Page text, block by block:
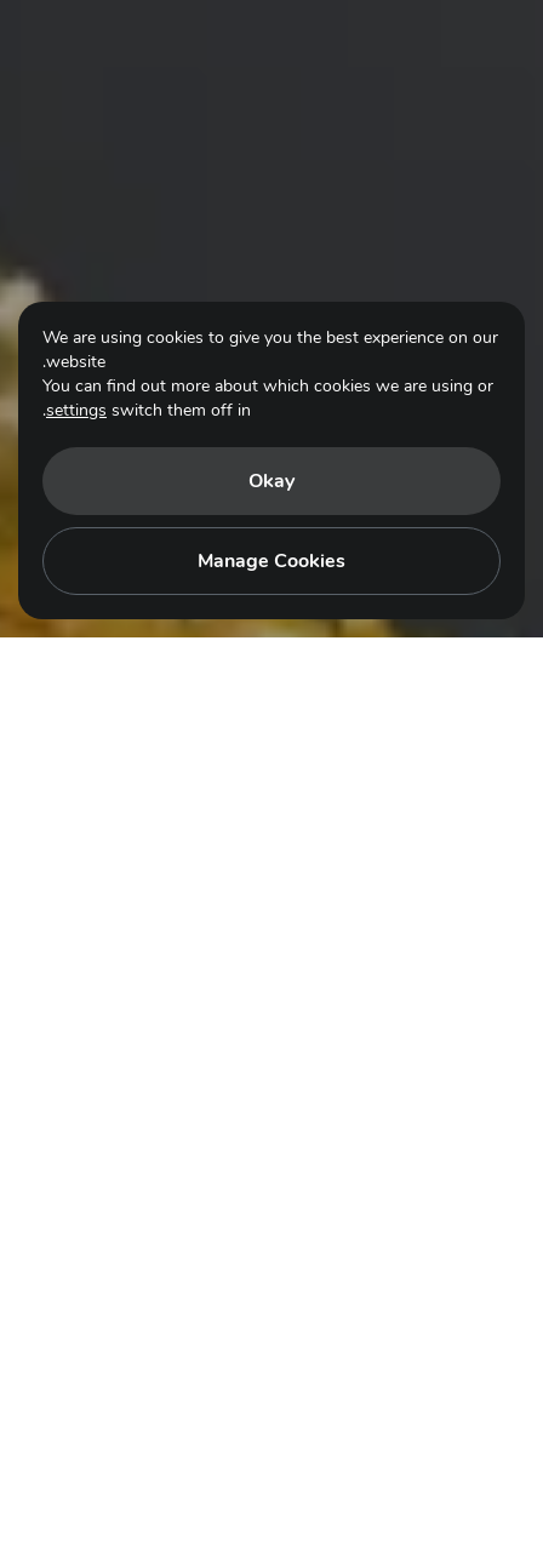
We are using cookies to give you the best experience on our
website.
You can find out more about which cookies we are using or
switch them off in
settings
.
Okay
Manage Cookies